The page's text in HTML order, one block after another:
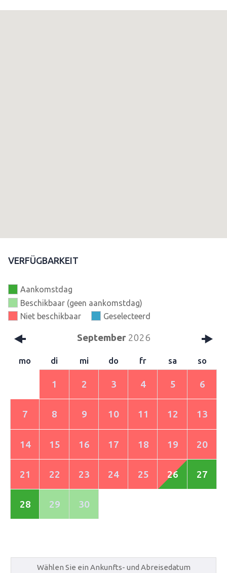
VERFÜGBARKEIT
Aankomstdag
Beschikbaar (geen aankomstdag)
Niet beschikbaar
Geselecteerd
September 2026
mo di mi do fr sa so
1 2 3 4 5 6
7 8 9 10 11 12 13
14 15 16 17 18 19 20
21 22 23 24 25 26 27
28 29 30